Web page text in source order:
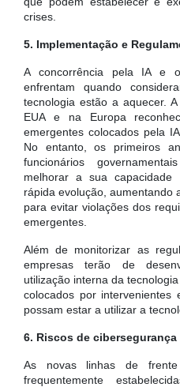
crises.
5. Implementação e
A concorrência pela IA e
enfrentam quando
tecnologia estão a aquecer.
EUA e na Europa
emergentes colocados pela
No entanto, os primeiros
funcionários
melhorar a sua
rápida evolução, aumentando
para evitar violações dos
emergentes.
Além de monitorizar as
empresas terão de
utilização interna da
colocados por intervenientes
possam estar a utilizar a
6. Riscos de
As novas linhas de
frequentemente